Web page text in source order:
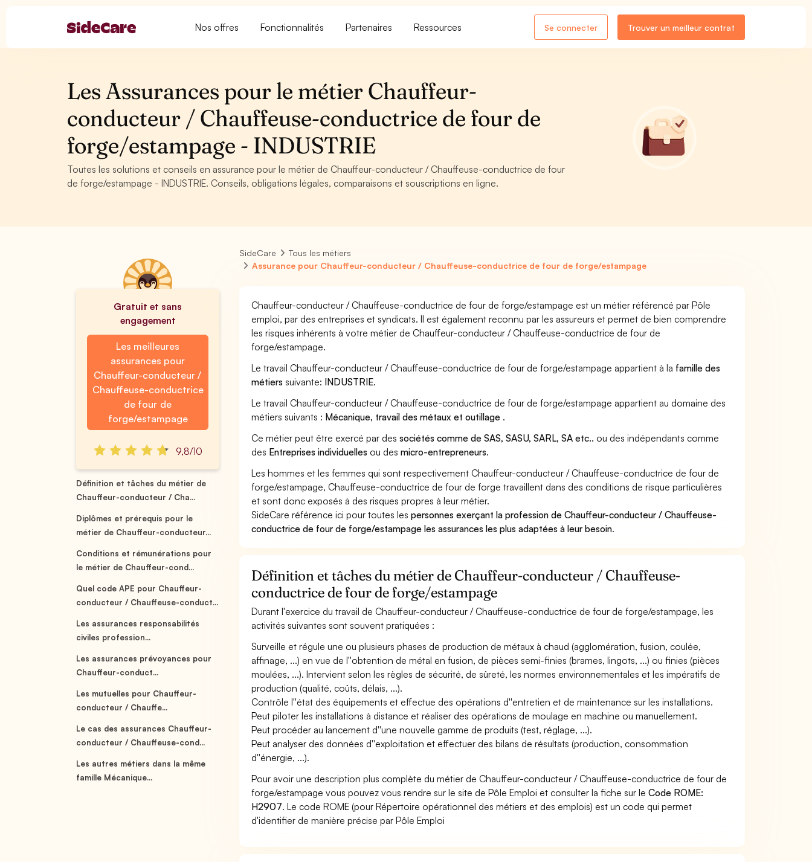
Nos offres Fonctionnalités Partenaires Ressources Se connecter Trouver un meilleur contrat
Les Assurances pour le métier Chauffeur-
conducteur / Chauffeuse-conductrice de four de
forge/estampage - INDUSTRIE
Toutes les solutions et conseils en assurance pour le métier de Chauffeur-conducteur / Chauffeuse-conductrice de four
de forge/estampage - INDUSTRIE. Conseils, obligations légales, comparaisons et souscriptions en ligne.
Gratuit et sans
engagement
Les meilleures
assurances pour
Chauffeur-conducteur /
Chauffeuse-conductrice
de four de
forge/estampage
9,8/10
Définition et tâches du métier de
Chauffeur-conducteur / Cha...
Diplômes et prérequis pour le
métier de Chauffeur-conducteur...
Conditions et rémunérations pour
le métier de Chauffeur-cond...
Quel code APE pour Chauffeur-
conducteur / Chauffeuse-conduct...
Les assurances responsabilités
civiles profession...
Les assurances prévoyances pour
Chauffeur-conduct...
Les mutuelles pour Chauffeur-
conducteur / Chauffe...
Le cas des assurances Chauffeur-
conducteur / Chauffeuse-cond...
Les autres métiers dans la même
famille Mécanique...
SideCare
Tous les métiers
Assurance pour Chauffeur-conducteur / Chauffeuse-conductrice de four de forge/estampage
Chauffeur-conducteur / Chauffeuse-conductrice de four de forge/estampage est un métier référencé par Pôle
emploi, par des entreprises et syndicats. Il est également reconnu par les assureurs et permet de bien comprendre
les risques inhérents à votre métier de Chauffeur-conducteur / Chauffeuse-conductrice de four de
forge/estampage.
Le travail Chauffeur-conducteur / Chauffeuse-conductrice de four de forge/estampage appartient à la famille des
métiers suivante: INDUSTRIE.
Le travail Chauffeur-conducteur / Chauffeuse-conductrice de four de forge/estampage appartient au domaine des
métiers suivants : Mécanique, travail des métaux et outillage .
Ce métier peut être exercé par dessociétés comme de SAS, SASU, SARL, SA etc.. ou des indépendants comme
des Entreprises individuelles ou desmicro-entrepreneurs.
Les hommes et les femmes qui sont respectivement Chauffeur-conducteur / Chauffeuse-conductrice de four de
forge/estampage, Chauffeuse-conductrice de four de forge travaillent dans des conditions de risque particulières
et sont donc exposés à des risques propres à leur métier.
SideCare référence ici pour toutes lespersonnes exerçant la profession de Chauffeur-conducteur / Chauffeuse-
conductrice de four de forge/estampage les assurances les plus adaptées à leur besoin.
Définition et tâches du métier de Chauffeur-conducteur / Chauffeuse-
conductrice de four de forge/estampage
Durant l'exercice du travail de Chauffeur-conducteur / Chauffeuse-conductrice de four de forge/estampage, les
activités suivantes sont souvent pratiquées :
Surveille et régule une ou plusieurs phases de production de métaux à chaud (agglomération, fusion, coulée,
affinage, ...) en vue de l''obtention de métal en fusion, de pièces semi-finies (brames, lingots, ...) ou finies (pièces
moulées, ...). Intervient selon les règles de sécurité, de sûreté, les normes environnementales et les impératifs de
production (qualité, coûts, délais, ...).
Contrôle l''état des équipements et effectue des opérations d''entretien et de maintenance sur les installations.
Peut piloter les installations à distance et réaliser des opérations de moulage en machine ou manuellement.
Peut procéder au lancement d''une nouvelle gamme de produits (test, réglage, ...).
Peut analyser des données d''exploitation et effectuer des bilans de résultats (production, consommation
d''énergie, ...).
Pour avoir une description plus complète du métier de Chauffeur-conducteur / Chauffeuse-conductrice de four de
forge/estampage vous pouvez vous rendre sur le site de Pôle Emploi et consulter la fiche sur leCode ROME:
H2907. Le code ROME (pour Répertoire opérationnel des métiers et des emplois) est un code qui permet
d'identifier de manière précise par Pôle Emploi